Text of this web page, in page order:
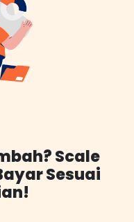
Scale
Sesuai